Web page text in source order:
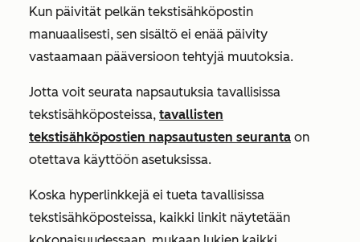
Kun päivität pelkän tekstisähköpostin
manuaalisesti, sen sisältö ei enää päivity
vastaamaan pääversioon tehtyjä muutoksia.
Jotta voit seurata napsautuksia tavallisissa
tekstisähköposteissa, tavallisten
tekstisähköpostien napsautusten seuranta on
otettava käyttöön asetuksissa.
Koska hyperlinkkejä ei tueta tavallisissa
tekstisähköposteissa, kaikki linkit näytetään